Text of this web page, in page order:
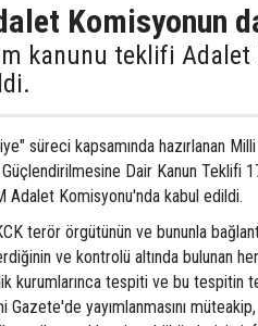
Komisyonun
kanunu teklifi Adalet
süreci kapsamında hazırlanan
Dair Kanun Teklifi
Adalet Komisyonu'nda kabul edildi.
terör örgütünün ve bununla
ve kontrolü altında bulunan
kurumlarınca tespiti ve bu tespitin
Gazete'de yayımlanmasını